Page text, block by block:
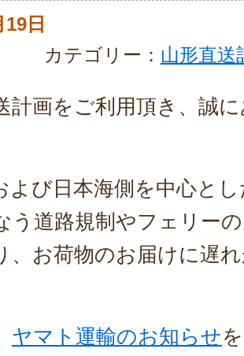
日
カテゴリー： 山形直
計画をご利用頂き、誠
よび日本海側を中心と
う道路規制やフェリー
、お荷物のお届けに遅
ヤマト運輸のお知らせ